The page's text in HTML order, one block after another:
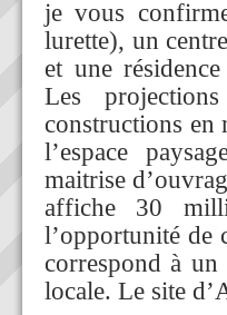
je vous
lurette), un
et une
Les
constructions en
l’espace
maitrise
affiche 30
l’opportunité de
correspond à un
locale. Le site